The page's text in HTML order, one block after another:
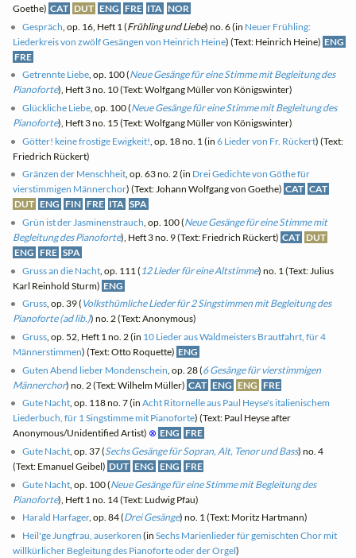
Goethe) CAT DUT ENG FRE ITA NOR
Gespräch , op. 16, Heft 1 (Frühling und Liebe) no. 6 (in Neuer Frühling:
Liederkreis von zwölf Gesängen von Heinrich Heine) (Text: Heinrich Heine) ENG
FRE
Getrennte Liebe, op. 100 (Neue Gesänge für eine Stimme mit Begleitung des
Pianoforte), Heft 3 no. 10 (Text: Wolfgang Müller von Königswinter)
Glückliche Liebe , op. 100 (Neue Gesänge für eine Stimme mit Begleitung des
Pianoforte), Heft 3 no. 15 (Text: Wolfgang Müller von Königswinter)
Götter! keine frostige Ewigkeit! , op. 18 no. 1 (in6 Lieder von Fr. Rückert) (Text:
Friedrich Rückert)
Gränzen der Menschheit, op. 63 no. 2 (in Drei Gedichte von Göthe für
vierstimmigen Männerchor) (Text: Johann Wolfgang von Goethe) CAT CAT
DUT ENG FIN FRE ITA SPA
Grün ist der Jasminenstrauch, op. 100 (Neue Gesänge für eine Stimme mit
Begleitung des Pianoforte), Heft 3 no. 9 (Text: Friedrich Rückert) CAT DUT
ENG FRE SPA
Gruss an die Nacht , op. 111 ( 12 Lieder für eine Altstimme) no. 1 (Text: Julius
Karl Reinhold Sturm) ENG
Gruss, op. 39 ( Volksthümliche Lieder für 2 Singstimmen mit Begleitung des
Pianoforte (ad lib.)) no. 2 (Text: Anonymous)
Gruss, op. 52, Heft 1 no. 2 (in 10 Lieder aus Waldmeisters Brautfahrt, für 4
Männerstimmen) (Text: Otto Roquette) ENG
Guten Abend lieber Mondenschein , op. 28 (6 Gesänge für vierstimmigen
Männerchor) no. 2 (Text: Wilhelm Müller) CAT ENG ENG FRE
Gute Nacht, op. 118 no. 7 (inAcht Ritornelle aus Paul Heyse's italienischem
Liederbuch, für 1 Singstimme mit Pianoforte) (Text: Paul Heyse after
Anonymous/Unidentified Artist) ⊗ ENG FRE
Gute Nacht, op. 37 (Sechs Gesänge für Sopran, Alt, Tenor und Bass) no. 4
(Text: Emanuel Geibel) DUT ENG ENG FRE
Gute Nacht , op. 100 (Neue Gesänge für eine Stimme mit Begleitung des
Pianoforte), Heft 1 no. 14 (Text: Ludwig Pfau)
Harald Harfager, op. 84 (Drei Gesänge) no. 1 (Text: Moritz Hartmann)
Heil'ge Jungfrau, auserkoren (inSechs Marienlieder für gemischten Chor mit
willkürlicher Begleitung des Pianoforte oder der Orgel)